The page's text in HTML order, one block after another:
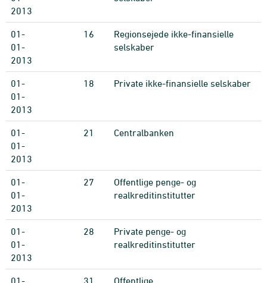
2013
01-
01-
2013
16
Regionsejede ikke-finansielle
selskaber
01-
01-
2013
18 Private ikke-finansielle selskaber
01-
01-
2013
21 Centralbanken
01-
01-
2013
27
Offentlige penge- og
realkreditinstitutter
01-
01-
2013
28
Private penge- og
realkreditinstitutter
01-
31
Offentlige